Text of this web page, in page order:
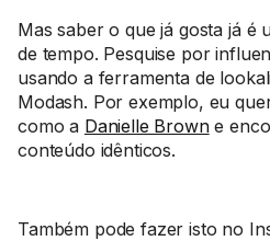
Mas saber o que já gosta já é
de tempo. Pesquise por
usando a ferramenta de
Modash. Por exemplo, eu
como a Danielle Browne
conteúdo idênticos.
Também pode fazer isto no